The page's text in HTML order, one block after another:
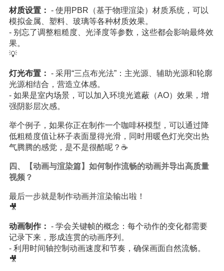
材质设置： - 使用PBR（基于物理渲染）材质系统，可以
模拟金属、塑料、玻璃等各种材质效果。
- 别忘了调整粗糙度、光泽度等参数，这些都会影响最终效
果。
💡
灯光布置： - 采用“三点布光法”：主光源、辅助光源和轮廓
光源相结合，营造立体感。
- 如果是室内场景，可以加入环境光遮蔽（AO）效果，增
强阴影层次感。
举个例子，如果你正在制作一个咖啡杯模型，可以通过降
低粗糙度值让杯子表面显得光滑，同时用暖色灯光突出热
气腾腾的感觉，是不是很酷呢？☕️
四、【动画与渲染篇】如何制作流畅的动画并导出高质量
视频？
最后一步就是制作动画并渲染输出啦！
🎥
动画制作： - 学会关键帧的概念：每个动作的变化都需要
记录下来，形成连贯的动画序列。
- 利用时间轴控制动画速度和节奏，确保画面自然流畅。
🎥